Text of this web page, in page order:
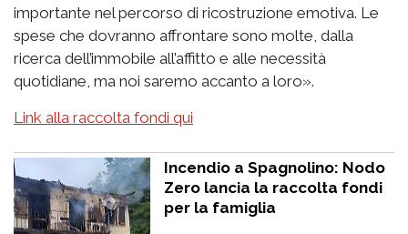
importante nel percorso di ricostruzione emotiva. Le
spese che dovranno affrontare sono molte, dalla
ricerca dell’immobile all’affitto e alle necessità
quotidiane, ma noi saremo accanto a loro».
Link alla raccolta fondi qui
Incendio a Spagnolino: Nodo
Zero lancia la raccolta fondi
per la famiglia